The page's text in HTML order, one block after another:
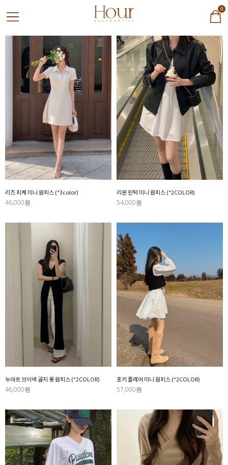
0
리즈 피케 미니 원피스 (*3color)
46,000원
리본 핀턱 미니 원피스 (*2COLOR)
54,000원
누아르 브이넥 골지 롱 원피스 (*2COLOR)
46,000원
포키 플레어 미니 원피스 (*2COLOR)
57,000원